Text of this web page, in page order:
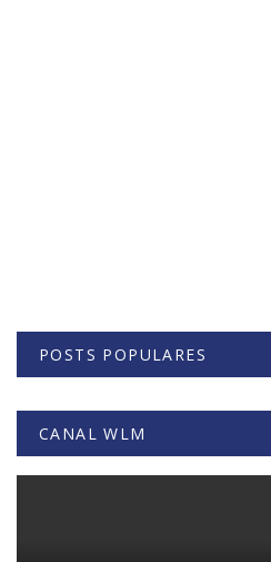
POSTS POPULARES
CANAL WLM